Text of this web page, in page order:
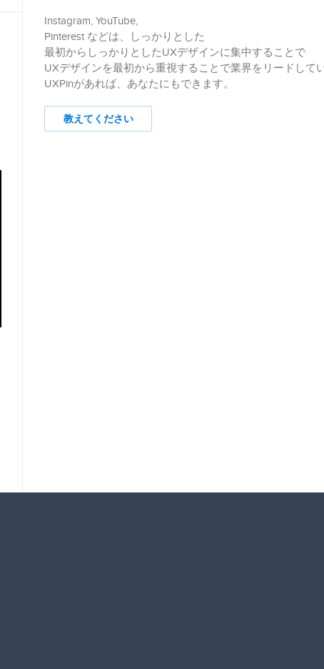
Instagram, YouTube,
Pinterest などは、しっかりとした
最初からしっかりとしたUXデザインに集中することで
UXデザインを最初から重視することで業界をリードして
UXPinがあれば、あなたにもできます。
教えてください